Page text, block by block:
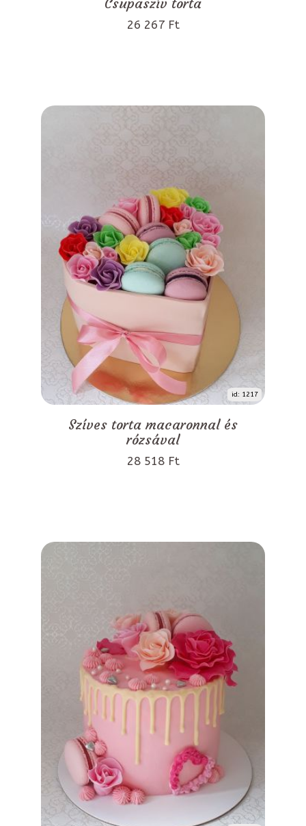
26 267 Ft
id: 1217
Szíves torta macaronnal és
rózsával
28 518 Ft